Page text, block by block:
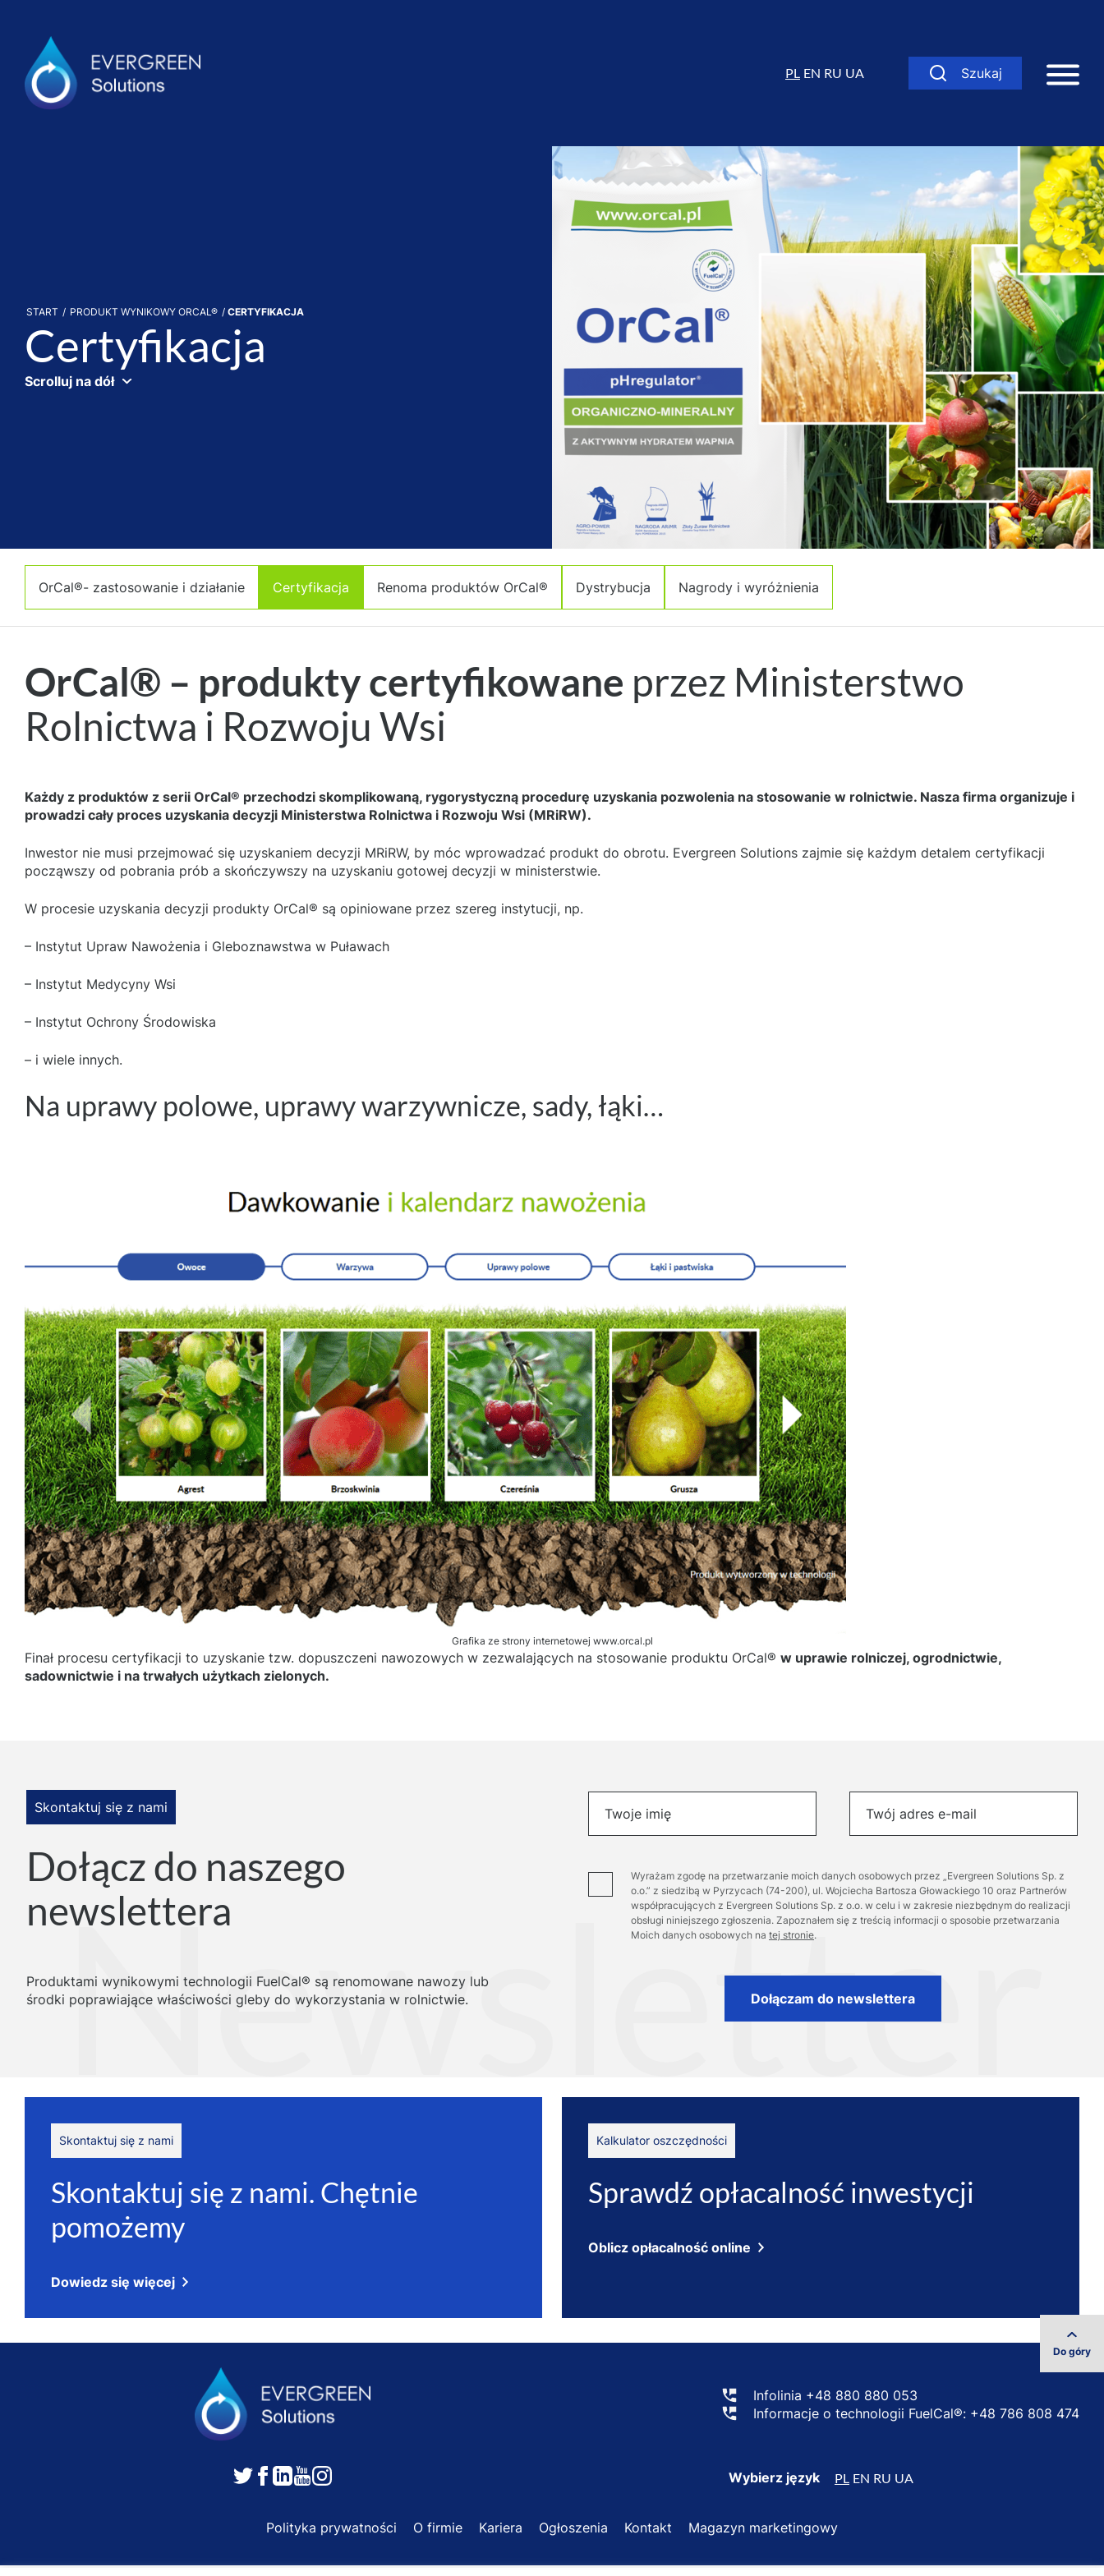
Szukaj
PL EN RU UA
START / PRODUKT WYNIKOWY ORCAL® / CERTYFIKACJA
Certyfikacja
Scrolluj na dół
OrCal®- zastosowanie i działanie Certyfikacja Renoma produktów OrCal® Dystrybucja Nagrody i wyróżnienia
OrCal® – produkty certyfikowane przez Ministerstwo
Rolnictwa i Rozwoju Wsi
Każdy z produktów z serii OrCal® przechodzi skomplikowaną, rygorystyczną procedurę uzyskania pozwolenia na stosowanie w rolnictwie. Nasza firma organizuje i
prowadzi cały proces uzyskania decyzji Ministerstwa Rolnictwa i Rozwoju Wsi (MRiRW).
Inwestor nie musi przejmować się uzyskaniem decyzji MRiRW, by móc wprowadzać produkt do obrotu. Evergreen Solutions zajmie się każdym detalem certyfikacji
począwszy od pobrania prób a skończywszy na uzyskaniu gotowej decyzji w ministerstwie.
W procesie uzyskania decyzji produkty OrCal® są opiniowane przez szereg instytucji, np.
– Instytut Upraw Nawożenia i Gleboznawstwa w Puławach
– Instytut Medycyny Wsi
– Instytut Ochrony Środowiska
– i wiele innych.
Na uprawy polowe, uprawy warzywnicze, sady, łąki…
Grafika ze strony internetowej www.orcal.pl
Finał procesu certyfikacji to uzyskanie tzw. dopuszczeni nawozowych w zezwalających na stosowanie produktu OrCal® w uprawie rolniczej, ogrodnictwie,
sadownictwie i na trwałych użytkach zielonych.
Skontaktuj się z nami
Dołącz do naszego
newslettera
Produktami wynikowymi technologii FuelCal® są renomowane nawozy lub
środki poprawiające właściwości gleby do wykorzystania w rolnictwie.
leave
this
empty.
Twoje imię Twój adres e-mail
Wyrażam zgodę na przetwarzanie moich danych osobowych przez „Evergreen Solutions Sp. z
o.o.” z siedzibą w Pyrzycach (74-200), ul. Wojciecha Bartosza Głowackiego 10 oraz Partnerów
współpracujących z Evergreen Solutions Sp. z o.o. w celu i w zakresie niezbędnym do realizacji
obsługi niniejszego zgłoszenia. Zapoznałem się z treścią informacji o sposobie przetwarzania
Moich danych osobowych na tej stronie.
Skontaktuj się z nami
Skontaktuj się z nami. Chętnie
pomożemy
Dowiedz się więcej
Kalkulator oszczędności
Sprawdź opłacalność inwestycji
Oblicz opłacalność online
Do góry
Infolinia +48 880 880 053
Informacje o technologii FuelCal®: +48 786 808 474
Wybierz język PL EN RU UA
Polityka prywatności O firmie Kariera Ogłoszenia Kontakt Magazyn marketingowy